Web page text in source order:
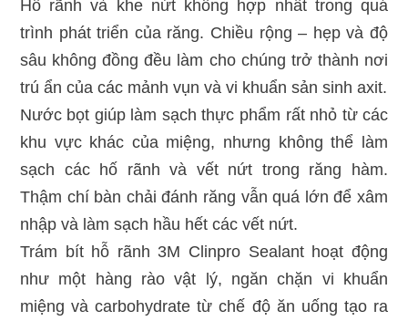
Hố rãnh và khe nứt không hợp nhất trong quá
trình phát triển của răng. Chiều rộng – hẹp và độ
sâu không đồng đều làm cho chúng trở thành nơi
trú ẩn của các mảnh vụn và vi khuẩn sản sinh axit.
Nước bọt giúp làm sạch thực phẩm rất nhỏ từ các
khu vực khác của miệng, nhưng không thể làm
sạch các hố rãnh và vết nứt trong răng hàm.
Thậm chí bàn chải đánh răng vẫn quá lớn để xâm
nhập và làm sạch hầu hết các vết nứt.
Trám bít hỗ rãnh 3M Clinpro Sealant hoạt động
như một hàng rào vật lý, ngăn chặn vi khuẩn
miệng và carbohydrate từ chế độ ăn uống tạo ra